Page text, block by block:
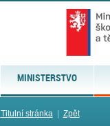
MINISTERSTVO
Titulní stránka| Zpět